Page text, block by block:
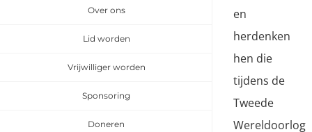
Over ons
Lid worden
Vrijwilliger worden
Sponsoring
Doneren
en
herdenken
hen die
tijdens de
Tweede
Wereldoorlog